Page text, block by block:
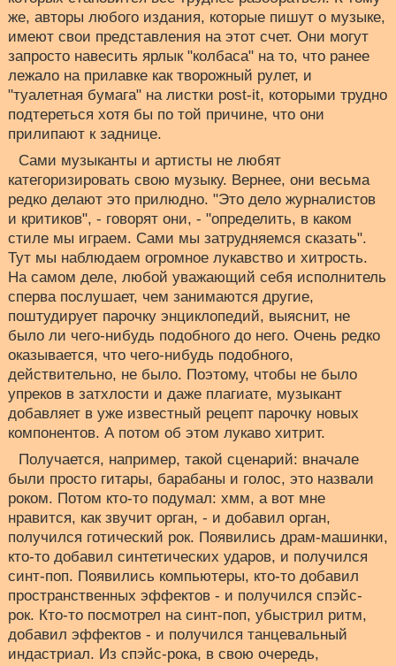
же, авторы любого издания, которые пишут о музыке,
имеют свои представления на этот счет. Они могут
запросто навесить ярлык "колбаса" на то, что ранее
лежало на прилавке как творожный рулет, и
"туалетная бумага" на листки post-it, которыми трудно
подтереться хотя бы по той причине, что они
прилипают к заднице.
Сами музыканты и артисты не любят
категоризировать свою музыку. Вернее, они весьма
редко делают это прилюдно. "Это дело журналистов
и критиков", - говорят они, - "определить, в каком
стиле мы играем. Сами мы затрудняемся сказать".
Тут мы наблюдаем огромное лукавство и хитрость.
На самом деле, любой уважающий себя исполнитель
сперва послушает, чем занимаются другие,
поштудирует парочку энциклопедий, выяснит, не
было ли чего-нибудь подобного до него. Очень редко
оказывается, что чего-нибудь подобного,
действительно, не было. Поэтому, чтобы не было
упреков в затхлости и даже плагиате, музыкант
добавляет в уже известный рецепт парочку новых
компонентов. А потом об этом лукаво хитрит.
Получается, например, такой сценарий: вначале
были просто гитары, барабаны и голос, это назвали
роком. Потом кто-то подумал: хмм, а вот мне
нравится, как звучит орган, - и добавил орган,
получился готический рок. Появились драм-машинки,
кто-то добавил синтетических ударов, и получился
синт-поп. Появились компьютеры, кто-то добавил
пространственных эффектов - и получился спэйс-
рок. Кто-то посмотрел на синт-поп, убыстрил ритм,
добавил эффектов - и получился танцевальный
индастриал. Из спэйс-рока, в свою очередь,